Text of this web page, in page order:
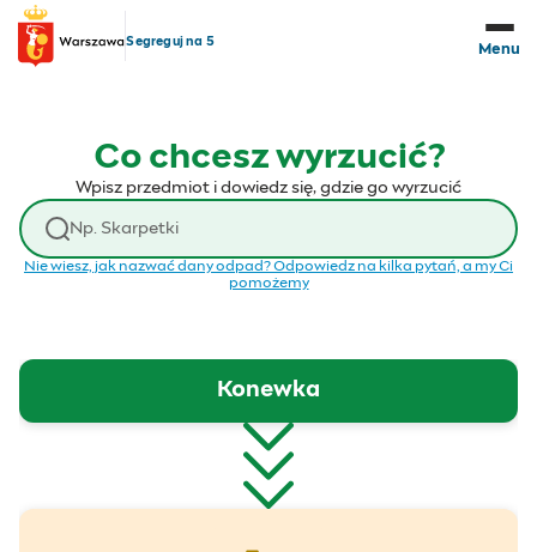
Przejdź do treści
Segreguj na 5
Menu
Co chcesz wyrzucić?
Wpisz przedmiot i dowiedz się, gdzie go wyrzucić
Wyszukaj odpad
Nie wiesz, jak nazwać dany odpad? Odpowiedz na kilka pytań, a my Ci
pomożemy
Konewka